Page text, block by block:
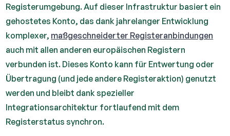
Registerumgebung. Auf dieser Infrastruktur basiert ein
gehostetes Konto, das dank jahrelanger Entwicklung
komplexer, maßgeschneiderter Registeranbindungen
auch mit allen anderen europäischen Registern
verbunden ist. Dieses Konto kann für Entwertung oder
Übertragung (und jede andere Registeraktion) genutzt
werden und bleibt dank spezieller
Integrationsarchitektur fortlaufend mit dem
Registerstatus synchron.